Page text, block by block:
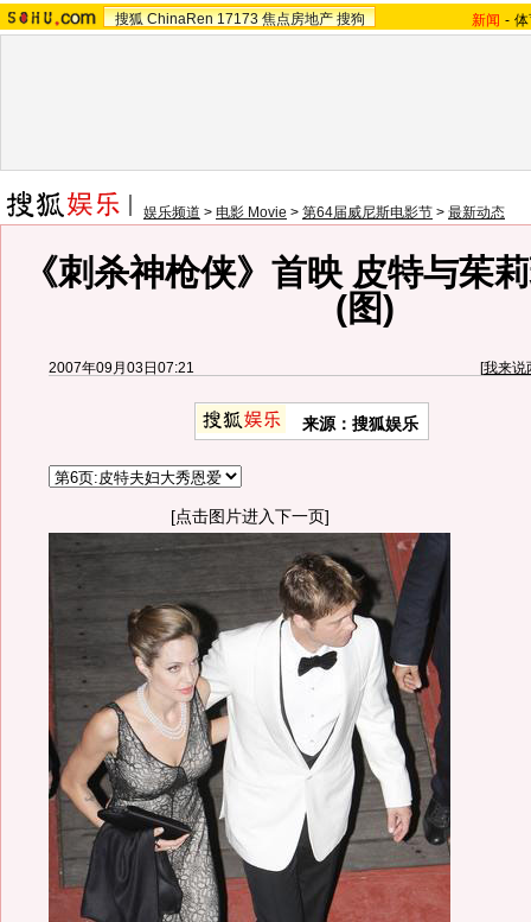
搜狐 ChinaRen 17173 焦点房地产 搜狗 新闻 -
娱乐频道 > 电影 Movie > 第64届威尼斯电影节 > 最新动态
《刺杀神枪侠》首映 皮特与茱
(图)
2007年09月03日07:21 [我来说
来源：搜狐娱乐
[点击图片进入下一页]